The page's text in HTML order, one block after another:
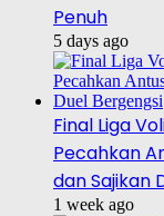
Penuh
5 days ago
Final Liga
Pecahkan
dan Sajikan
1 week ago